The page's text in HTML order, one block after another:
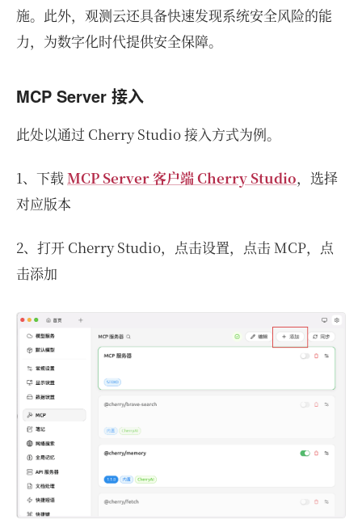
施。此外，观测云还具备快速发现系统安全风险的能
力，为数字化时代提供安全保障。
MCP Server 接入
此处以通过 Cherry Studio 接入方式为例。
1、下载MCP Server 客⼾端 Cherry Studio，选择
对应版本
2、打开 Cherry Studio，点击设置，点击 MCP，点
击添加